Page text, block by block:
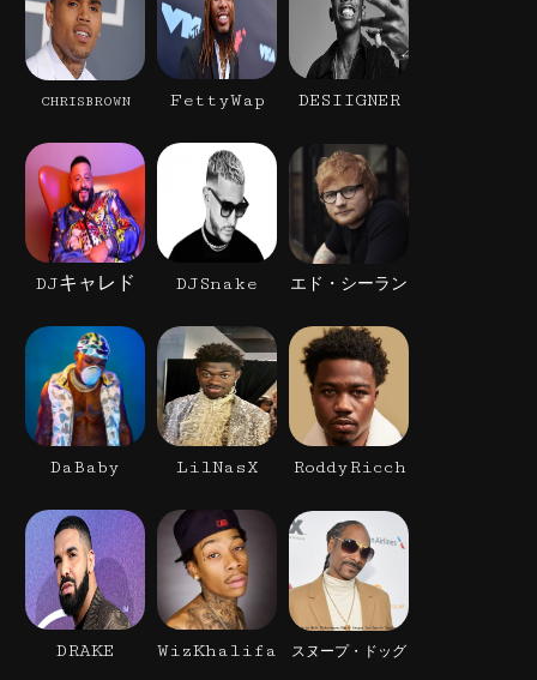
CHRISBROWN FettyWap DESIIGNER
DJキャレド DJSnake エド・シーラン
DaBaby LilNasX RoddyRicch
DRAKE WizKhalifa スヌープ・ドッグ